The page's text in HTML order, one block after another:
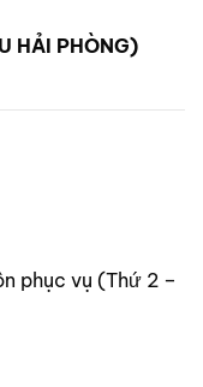
HẢI PHÒNG)
phục vụ (Thứ 2 –